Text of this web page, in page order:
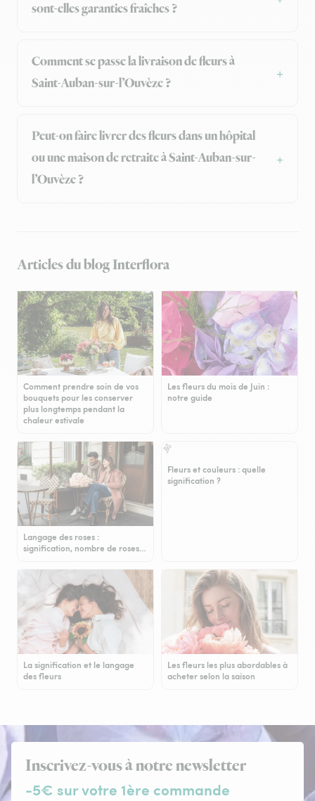
sont-elles garanties fraîches ?
Comment se passe la livraison de fleurs à
Saint-Auban-sur-l’Ouvèze ?
Peut-on faire livrer des fleurs dans un hôpital
ou une maison de retraite à Saint-Auban-sur-
l’Ouvèze ?
Articles du blog Interflora
Comment prendre soin de vos
bouquets pour les conserver
plus longtemps pendant la
chaleur estivale
Les fleurs du mois de Juin :
notre guide
Langage des roses :
signification, nombre de roses…
Fleurs et couleurs : quelle
signification ?
La signification et le langage
des fleurs
Les fleurs les plus abordables à
acheter selon la saison
Inscrivez-vous à notre newsletter
-5€ sur votre 1ère commande